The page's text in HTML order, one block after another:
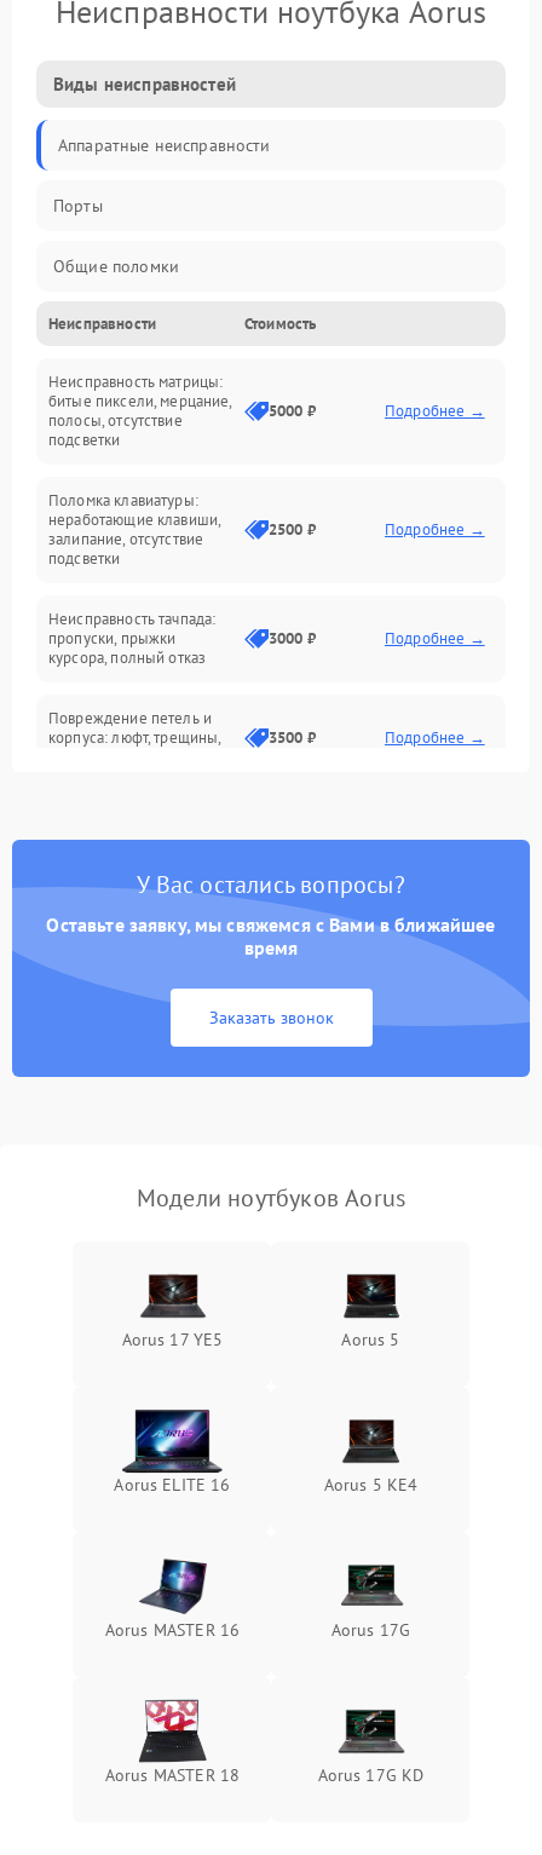
Неисправности ноутбука Aorus
Виды неисправностей
Аппаратные неисправности
Порты
Общие поломки
Устройства
Программные ошибки
Электрические и системные сбои
Интерфейсные проблемы
Батарея
Сеть и интернет
Неисправности Стоимость
Неисправность матрицы:
битые пиксели, мерцание,
полосы, отсутствие
подсветки
5000 ₽ Подробнее →
Поломка клавиатуры:
неработающие клавиши,
залипание, отсутствие
подсветки
2500 ₽ Подробнее →
Неисправность тачпада:
пропуски, прыжки
курсора, полный отказ
3000 ₽ Подробнее →
Повреждение петель и
корпуса: люфт, трещины,
3500 ₽ Подробнее →
быстрая разрядка,
Неисправность зарядного
питания
2000 ₽ Подробнее →
неисправности кулера
пропадание диска
оперативной памяти:
вылеты приложений,
синие экраны
Подробнее →
У Вас остались вопросы?
Оставьте заявку, мы свяжемся с Вами в ближайшее
время
Заказать звонок
Модели ноутбуков Aorus
Aorus 17 YE5 Aorus 5
Aorus ELITE 16 Aorus 5 KE4
Aorus MASTER 16 Aorus 17G
Aorus MASTER 18 Aorus 17G KD